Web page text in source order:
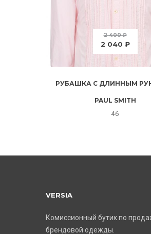
2 400 ₽
2 040 ₽
РУБАШКА С ДЛИННЫМ
PAUL SMITH
46
VERSIA
Комиссионный бутик по
брендовой одежды.